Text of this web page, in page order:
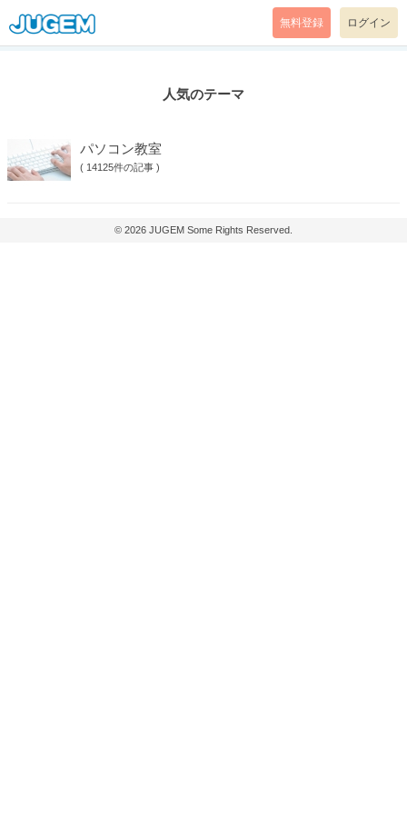
無料登録 ログイン
人気のテーマ
パソコン教室
( 14125件の記事 )
© 2026 JUGEM Some Rights Reserved.